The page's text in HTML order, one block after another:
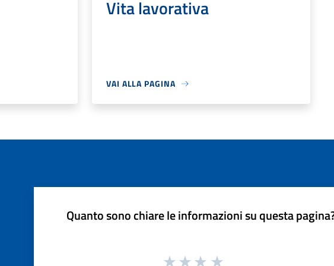
Vita lavorativa
VAI ALLA PAGINA
Quanto sono chiare le informazioni su questa